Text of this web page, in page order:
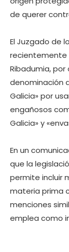
de querer
El Juzgado de
recientemente
Ribadumia,
denominación
Galicia» por
engañosos
Galicia» y
En un
que la
permite incluir
materia prima
menciones
emplea como